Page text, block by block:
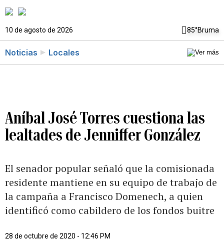
10 de agosto de 2026 85°Bruma
Noticias Locales
Aníbal José Torres cuestiona las
lealtades de Jenniffer González
El senador popular señaló que la comisionada
residente mantiene en su equipo de trabajo de
la campaña a Francisco Domenech, a quien
identificó como cabildero de los fondos buitre
28 de octubre de 2020 - 12:46 PM